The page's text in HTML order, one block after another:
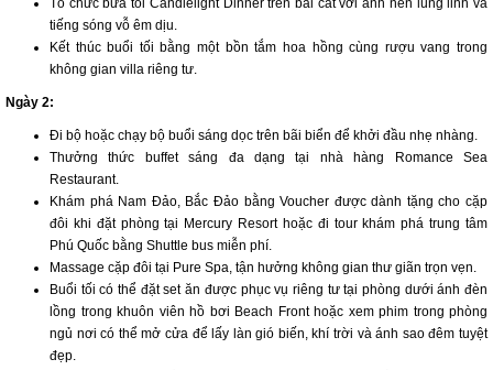
tiếng sóng vỗ êm dịu.
Kết thúc buổi tối bằng một bồn tắm hoa hồng cùng rượu vang trong
không gian villa riêng tư.
Ngày 2:
Đi bộ hoặc chạy bộ buổi sáng dọc trên bãi biển để khởi đầu nhẹ nhàng.
Thưởng thức buffet sáng đa dạng tại nhà hàng Romance Sea
Restaurant.
Khám phá Nam Đảo, Bắc Đảo bằng Voucher được dành tặng cho cặp
đôi khi đặt phòng tại Mercury Resort hoặc đi tour khám phá trung tâm
Phú Quốc bằng Shuttle bus miễn phí.
Massage cặp đôi tại Pure Spa, tận hưởng không gian thư giãn trọn vẹn.
Buổi tối có thể đặt set ăn được phục vụ riêng tư tại phòng dưới ánh đèn
lồng trong khuôn viên hồ bơi Beach Front hoặc xem phim trong phòng
ngủ nơi có thể mở cửa để lấy làn gió biến, khí trời và ánh sao đêm tuyệt
đẹp.